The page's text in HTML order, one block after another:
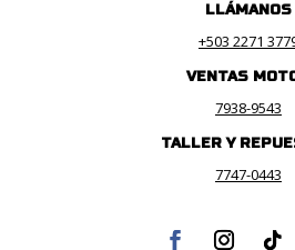
LLÁMANOS
+503 2271
VENTAS
7938-9543
TALLER Y
7747-0443